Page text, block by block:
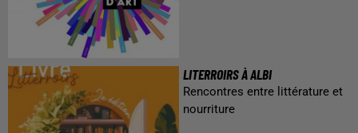
LITERROIRS À ALBI
Rencontres entre littérature et
nourriture